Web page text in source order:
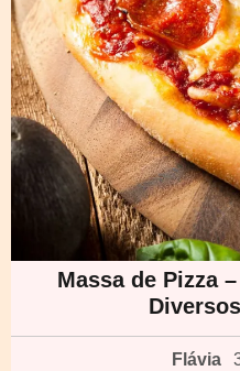
Massa de Pizza
Flávia